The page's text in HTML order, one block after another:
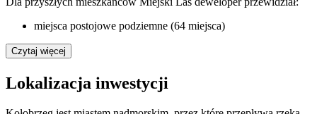
miejsca postojowe podziemne (64 miejsca)
Czytaj więcej
Lokalizacja inwestycji